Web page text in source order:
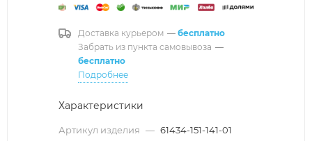
Доставка курьером — бесплатно
Забрать из пункта самовывоза —
бесплатно
Подробнее
Характеристики
Артикул изделия — 61434-151-141-01